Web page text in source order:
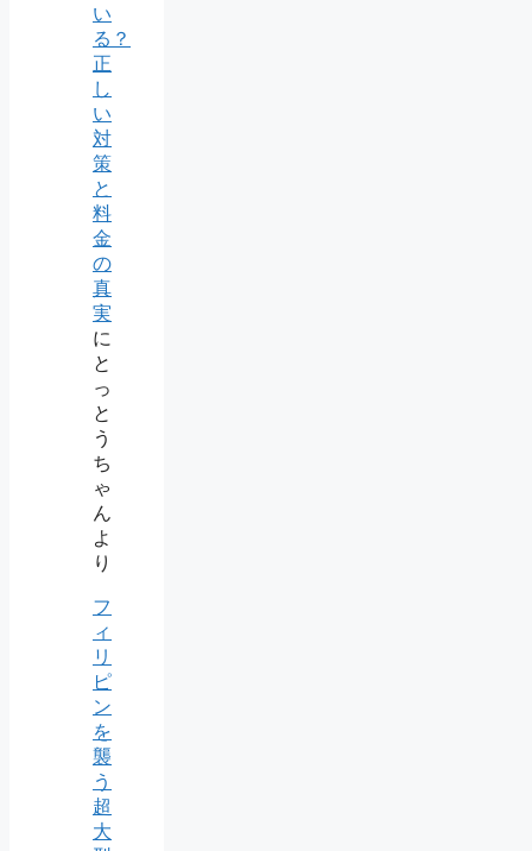
い
る？
正
し
い
対
策
と
料
金
の
真
実
に
と
っ
と
う
ち
ゃ
ん
よ
り
フ
ィ
リ
ピ
ン
を
襲
う
超
大